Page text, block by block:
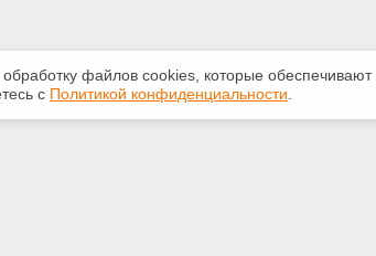
файлов сооkiеs, которые обеспечивают
с Политикой конфиденциальности